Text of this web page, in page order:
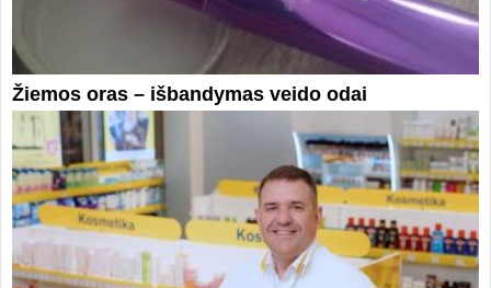
Žiemos oras – išbandymas veido odai